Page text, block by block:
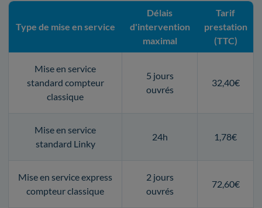
Type de mise en service
Délais
d'intervention
maximal
Tarif
prestation
(TTC)
Mise en service
standard compteur
classique
5 jours
ouvrés
32,40€
Mise en service
standard Linky
24h 1,78€
Mise en service express
compteur classique
2 jours
ouvrés
72,60€